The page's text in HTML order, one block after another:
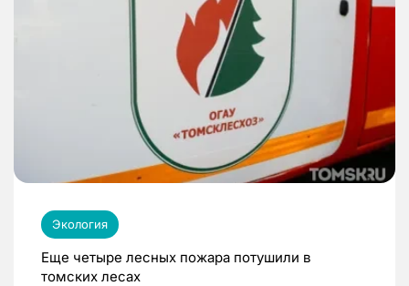
Экология
Еще четыре лесных пожара потушили в
томских лесах